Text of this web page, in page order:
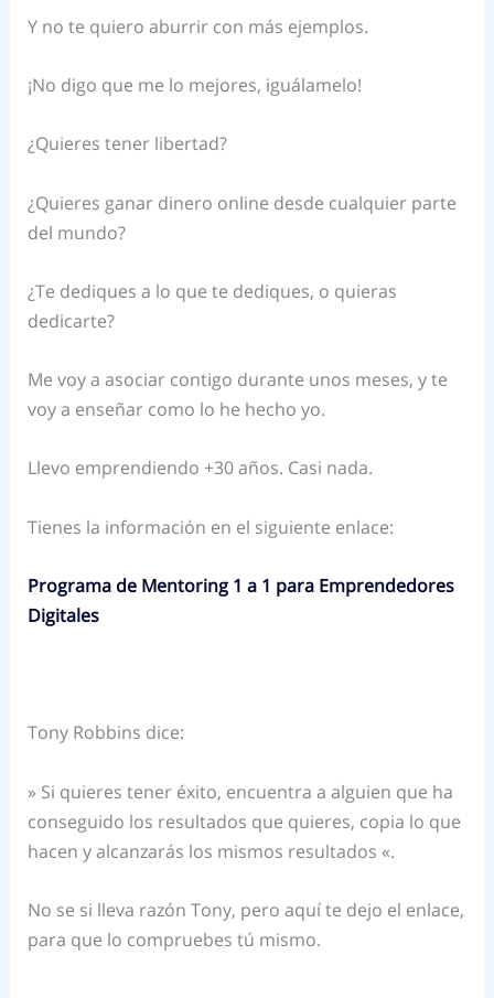
Y no te quiero aburrir con más ejemplos.
¡No digo que me lo mejores, iguálamelo!
¿Quieres tener libertad?
¿Quieres ganar dinero online desde cualquier parte
del mundo?
¿Te dediques a lo que te dediques, o quieras
dedicarte?
Me voy a asociar contigo durante unos meses, y te
voy a enseñar como lo he hecho yo.
Llevo emprendiendo +30 años. Casi nada.
Tienes la información en el siguiente enlace:
Programa de Mentoring 1 a 1 para Emprendedores
Digitales
Tony Robbins dice:
» Si quieres tener éxito, encuentra a alguien que ha
conseguido los resultados que quieres, copia lo que
hacen y alcanzarás los mismos resultados «.
No se si lleva razón Tony, pero aquí te dejo el enlace,
para que lo compruebes tú mismo.